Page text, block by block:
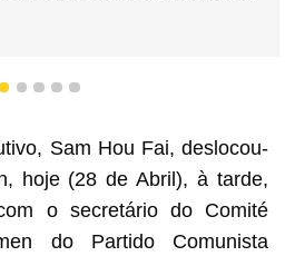
2 3 4 5 6
Sam Hou Fai, deslocou-
hoje (28 de Abril), à tarde,
o secretário do Comité
do Partido Comunista